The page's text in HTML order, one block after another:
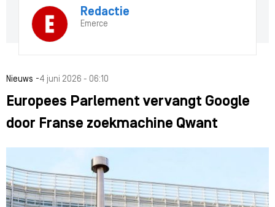
Redactie
Emerce
Nieuws -4 juni 2026 - 06:10
Europees Parlement vervangt Google
door Franse zoekmachine Qwant